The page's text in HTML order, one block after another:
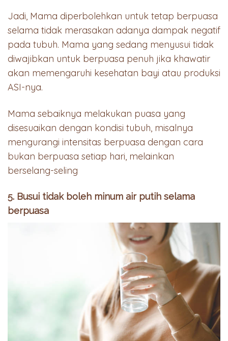
Jadi, Mama diperbolehkan untuk tetap berpuasa
selama tidak merasakan adanya dampak negatif
pada tubuh. Mama yang sedang menyusui tidak
diwajibkan untuk berpuasa penuh jika khawatir
akan memengaruhi kesehatan bayi atau produksi
ASI-nya.
Mama sebaiknya melakukan puasa yang
disesuaikan dengan kondisi tubuh, misalnya
mengurangi intensitas berpuasa dengan cara
bukan berpuasa setiap hari, melainkan
berselang-seling
5. Busui tidak boleh minum air putih selama
berpuasa